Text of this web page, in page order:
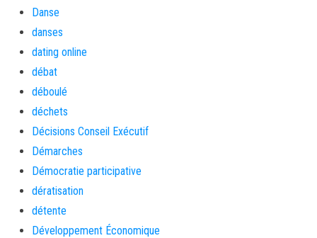
Danse
danses
dating online
débat
déboulé
déchets
Décisions Conseil Exécutif
Démarches
Démocratie participative
dératisation
détente
Développement Économique